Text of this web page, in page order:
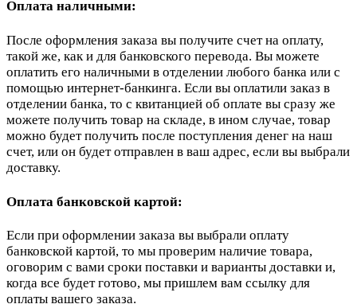
Оплата наличными:
После оформления заказа вы получите счет на оплату,
такой же, как и для банковского перевода. Вы можете
оплатить его наличными в отделении любого банка или с
помощью интернет-банкинга. Если вы оплатили заказ в
отделении банка, то с квитанцией об оплате вы сразу же
можете получить товар на складе, в ином случае, товар
можно будет получить после поступления денег на наш
счет, или он будет отправлен в ваш адрес, если вы выбрали
доставку.
Оплата банковской картой:
Если при оформлении заказа вы выбрали оплату
банковской картой, то мы проверим наличие товара,
оговорим с вами сроки поставки и варианты доставки и,
когда все будет готово, мы пришлем вам ссылку для
оплаты вашего заказа.